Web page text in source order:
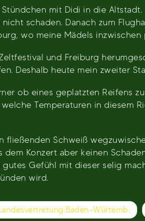
mit Didi in die
schaden. Danach zum
wo meine Mädels inzwischen
und Freiburg
Deshalb heute mein zweiter
ob eines geplatzten Reifens
Temperaturen in diesem
fließenden Schweiß
dem Konzert aber keinen
Gefühl mit dieser selig
wird.
Baden-Würtemb.